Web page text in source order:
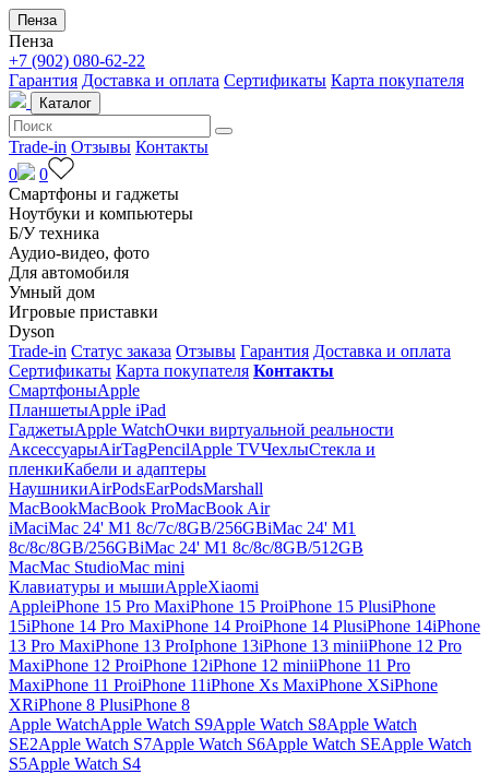
Пенза
Пенза
+7 (902) 080-62-22
Гарантия Доставка и оплата Сертификаты Карта покупателя
Каталог
Trade-in Отзывы Контакты
0
0
Смартфоны и гаджеты
Ноутбуки и компьютеры
Б/У техника
Аудио-видео, фото
Для автомобиля
Умный дом
Игровые приставки
Dyson
Trade-in Статус заказа Отзывы Гарантия Доставка и оплата
Сертификаты Карта покупателя Контакты
СмартфоныApple
ПланшетыApple iPad
ГаджетыApple WatchОчки виртуальной реальности
АксессуарыAirTagPencilApple TVЧехлыСтекла и
пленкиКабели и адаптеры
НаушникиAirPodsEarPodsMarshall
MacBookMacBook ProMacBook Air
iMaciMac 24' M1 8c/7c/8GB/256GBiMac 24' M1
8c/8c/8GB/256GBiMac 24' M1 8c/8c/8GB/512GB
MacMac StudioMac mini
Клавиатуры и мышиAppleXiaomi
AppleiPhone 15 Pro MaxiPhone 15 ProiPhone 15 PlusiPhone
15iPhone 14 Pro MaxiPhone 14 ProiPhone 14 PlusiPhone 14iPhone
13 Pro MaxiPhone 13 ProIphone 13iPhone 13 miniiPhone 12 Pro
MaxiPhone 12 ProiPhone 12iPhone 12 miniiPhone 11 Pro
MaxiPhone 11 ProiPhone 11iPhone Xs MaxiPhone XSiPhone
XRiPhone 8 PlusiPhone 8
Apple WatchApple Watch S9Apple Watch S8Apple Watch
SE2Apple Watch S7Apple Watch S6Apple Watch SEApple Watch
S5Apple Watch S4